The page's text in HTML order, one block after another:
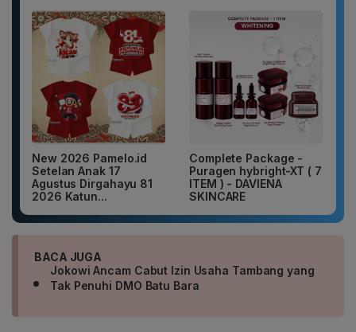
New 2026 Pamelo.id
Setelan Anak 17
Agustus Dirgahayu 81
2026 Katun...
Complete Package -
Puragen hybright-XT ( 7
ITEM ) - DAVIENA
SKINCARE
BACA JUGA
Jokowi Ancam Cabut Izin Usaha Tambang yang
Tak Penuhi DMO Batu Bara